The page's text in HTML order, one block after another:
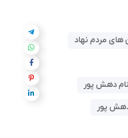
های مردم نهاد
دهش پور
پور